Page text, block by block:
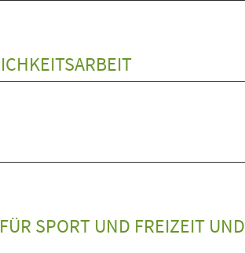
SPORT UND FREIZEIT UND